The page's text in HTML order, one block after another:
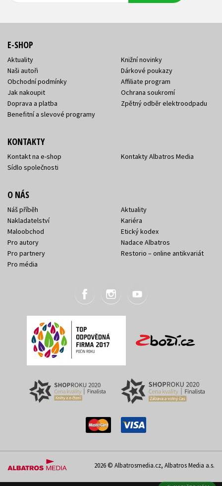
E-SHOP
Aktuality
Naši autoři
Obchodní podmínky
Jak nakoupit
Doprava a platba
Benefitní a slevové programy
Knižní novinky
Dárkové poukazy
Affiliate program
Ochrana soukromí
Zpětný odběr elektroodpadu
KONTAKTY
Kontakt na e-shop
Sídlo společnosti
Kontakty Albatros Media
O NÁS
Náš příběh
Nakladatelství
Maloobchod
Pro autory
Pro partnery
Pro média
Aktuality
Kariéra
Etický kodex
Nadace Albatros
Restorio – online antikvariát
2026 © Albatrosmedia.cz, Albatros Media a.s.